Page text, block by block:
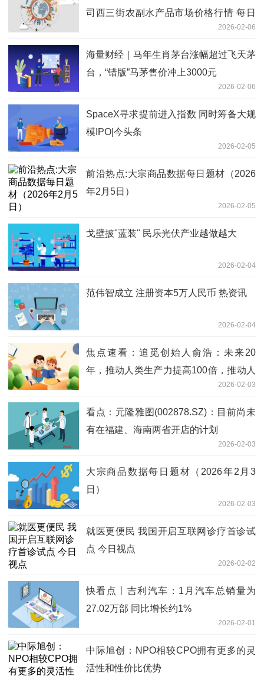
司西三街农副水产品市场价格行情 每日
2026-02-06
海量财经｜马年生肖茅台涨幅超过飞天茅
台，“错版”马茅售价冲上3000元
2026-02-06
SpaceX寻求提前进入指数 同时筹备大规
模IPO|今头条
2026-02-05
前沿热点:大宗商品数据每日题材（2026
年2月5日）​
2026-02-05
戈壁披"蓝装" 民乐光伏产业越做越大
2026-02-04
范伟智成立 注册资本5万人民币 热资讯
2026-02-04
焦点速看：追觅创始人俞浩：未来20
年，推动人类生产力提高100倍，推动人
2026-02-03
看点：元隆雅图(002878.SZ)：目前尚未
有在福建、海南两省开店的计划
2026-02-03
大宗商品数据每日题材（2026年2月3
日）​
2026-02-03
就医更便民 我国开启互联网诊疗首诊试
点 今日视点
2026-02-02
快看点丨吉利汽车：1月汽车总销量为
27.02万部 同比增长约1%
2026-02-01
中际旭创：NPO相较CPO拥有更多的灵
活性和性价比优势